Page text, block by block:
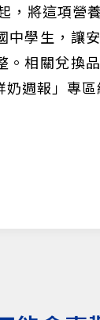
，將這項營
中學生，讓
。相關兌換
週報」專區